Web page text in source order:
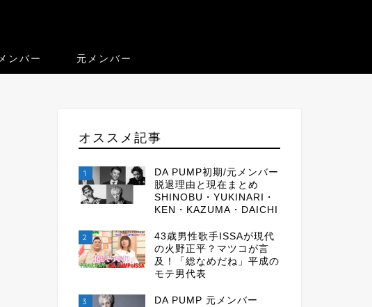
ンバー 元メンバー
オススメ記事
1
DA PUMP初期/元メンバー
脱退理由と現在まとめ
SHINOBU・YUKINARI・
KEN・KAZUMA・DAICHI
2
43歳男性歌手ISSAが現代
の火野正平？マツコが言
及！「総なめだね」平成の
モテ男代表
3
DA PUMP 元メンバー